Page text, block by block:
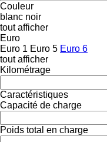
Couleur
blanc noir
tout afficher
Euro
Euro 1 Euro 5 Euro 6
tout afficher
Kilométrage
Caractéristiques
Capacité de charge
Poids total en charge